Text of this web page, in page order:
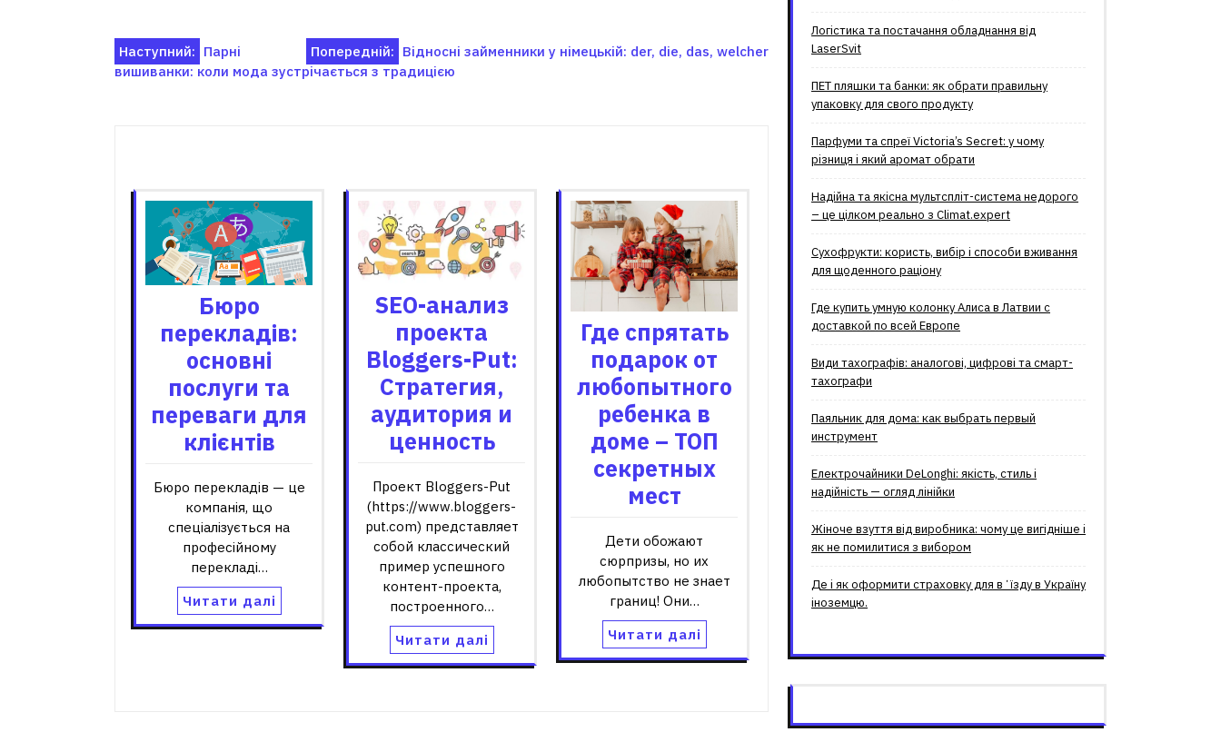
Навігація
Попередній: Відносні займенники у німецькій: der, die, das, welcher
Наступний: Парні
вишиванки: коли мода зустрічається з традицією
Бюро
перекладів:
основні
послуги та
переваги для
клієнтів
Бюро перекладів — це
компанія, що
спеціалізується на
професійному
перекладі…
Читати далі
SEO-анализ
проекта
Bloggers-Put:
Стратегия,
аудитория и
ценность
Проект Bloggers-Put
(https://www.bloggers-
put.com) представляет
собой классический
пример успешного
контент-проекта,
построенного…
Читати далі
Где спрятать
подарок от
любопытного
ребенка в
доме – ТОП
секретных
мест
Дети обожают
сюрпризы, но их
любопытство не знает
границ! Они…
Читати далі
Логістика та постачання обладнання від
LaserSvit
ПЕТ пляшки та банки: як обрати правильну
упаковку для свого продукту
Парфуми та спреї Victoria’s Secret: у чому
різниця і який аромат обрати
Надійна та якісна мультспліт-система недорого
– це цілком реально з Climat.еxpert
Сухофрукти: користь, вибір і способи вживання
для щоденного раціону
Где купить умную колонку Алиса в Латвии с
доставкой по всей Европе
Види тахографів: аналогові, цифрові та смарт-
тахографи
Паяльник для дома: как выбрать первый
инструмент
Електрочайники DeLonghi: якість, стиль і
надійність — огляд лінійки
Жіноче взуття від виробника: чому це вигідніше і
як не помилитися з вибором
Де і як оформити страховку для вʼїзду в Україну
іноземцю.